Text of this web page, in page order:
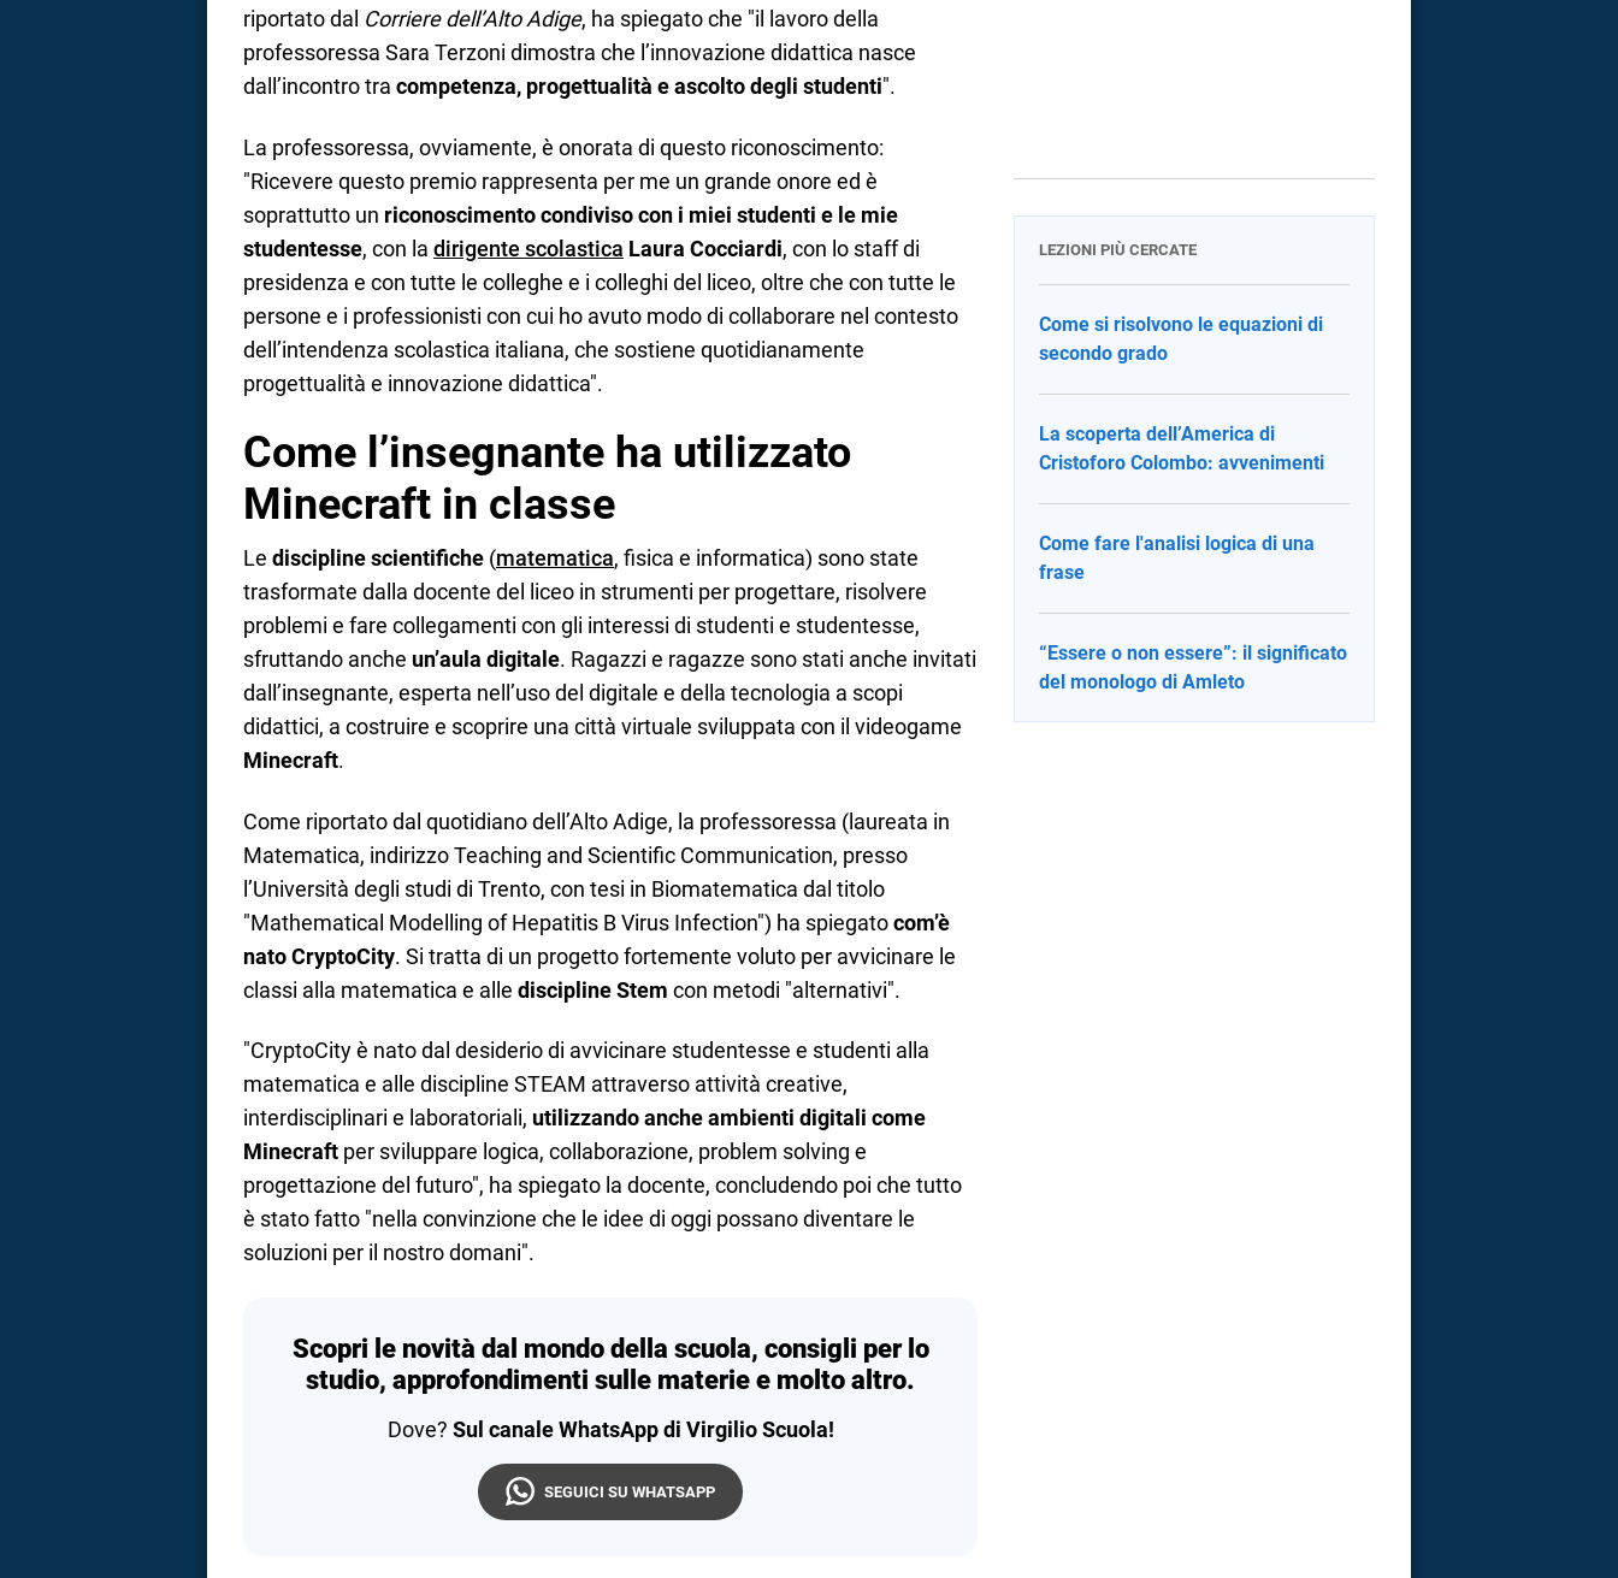
riportato dal Corriere dell’Alto Adige, ha spiegato che "il lavoro della
professoressa Sara Terzoni dimostra che l’innovazione didattica nasce
dall’incontro tra competenza, progettualità e ascolto degli studenti".
La professoressa, ovviamente, è onorata di questo riconoscimento:
"Ricevere questo premio rappresenta per me un grande onore ed è
soprattutto un riconoscimento condiviso con i miei studenti e le mie
studentesse, con la dirigente scolastica Laura Cocciardi, con lo staff di
presidenza e con tutte le colleghe e i colleghi del liceo, oltre che con tutte le
persone e i professionisti con cui ho avuto modo di collaborare nel contesto
dell’intendenza scolastica italiana, che sostiene quotidianamente
progettualità e innovazione didattica".
Come l’insegnante ha utilizzato
Minecraft in classe
Le discipline scientifiche (matematica, fisica e informatica) sono state
trasformate dalla docente del liceo in strumenti per progettare, risolvere
problemi e fare collegamenti con gli interessi di studenti e studentesse,
sfruttando anche un’aula digitale. Ragazzi e ragazze sono stati anche invitati
dall’insegnante, esperta nell’uso del digitale e della tecnologia a scopi
didattici, a costruire e scoprire una città virtuale sviluppata con il videogame
Minecraft.
Come riportato dal quotidiano dell’Alto Adige, la professoressa (laureata in
Matematica, indirizzo Teaching and Scientific Communication, presso
l’Università degli studi di Trento, con tesi in Biomatematica dal titolo
"Mathematical Modelling of Hepatitis B Virus Infection") ha spiegatocom’è
nato CryptoCity. Si tratta di un progetto fortemente voluto per avvicinare le
classi alla matematica e alle discipline Stem con metodi "alternativi".
"CryptoCity è nato dal desiderio di avvicinare studentesse e studenti alla
matematica e alle discipline STEAM attraverso attività creative,
interdisciplinari e laboratoriali, utilizzando anche ambienti digitali come
Minecraft per sviluppare logica, collaborazione, problem solving e
progettazione del futuro", ha spiegato la docente, concludendo poi che tutto
è stato fatto "nella convinzione che le idee di oggi possano diventare le
soluzioni per il nostro domani".
Scopri le novità dal mondo della scuola, consigli per lo
studio, approfondimenti sulle materie e molto altro.
Dove? Sul canale WhatsApp di Virgilio Scuola!
SEGUICI SU WHATSAPP
LEZIONI PIÙ CERCATE
Come si risolvono le equazioni di
secondo grado
La scoperta dell’America di
Cristoforo Colombo: avvenimenti
Come fare l'analisi logica di una
frase
“Essere o non essere”: il significato
del monologo di Amleto